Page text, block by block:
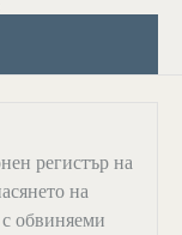
регистър на
на
обвиняеми